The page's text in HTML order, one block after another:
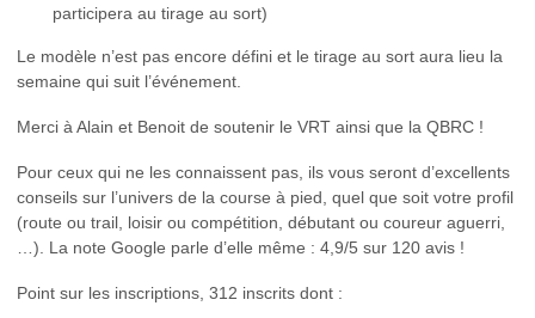
participera au tirage au sort)
Le modèle n’est pas encore défini et le tirage au sort aura lieu la
semaine qui suit l’événement.
Merci à Alain et Benoit de soutenir le VRT ainsi que la QBRC !
Pour ceux qui ne les connaissent pas, ils vous seront d’excellents
conseils sur l’univers de la course à pied, quel que soit votre profil
(route ou trail, loisir ou compétition, débutant ou coureur aguerri,
…). La note Google parle d’elle même : 4,9/5 sur 120 avis !
Point sur les inscriptions, 312 inscrits dont :